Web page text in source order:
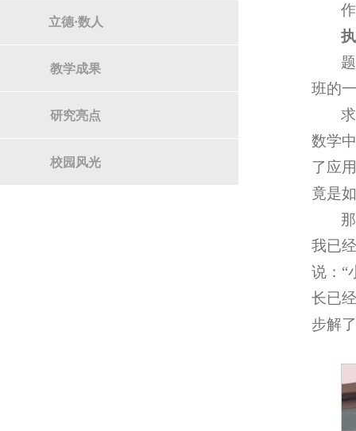
立德·数人
教学成果
研究亮点
校园风光
班的
数学
了应
竟是
我已
说：“
长已
步解